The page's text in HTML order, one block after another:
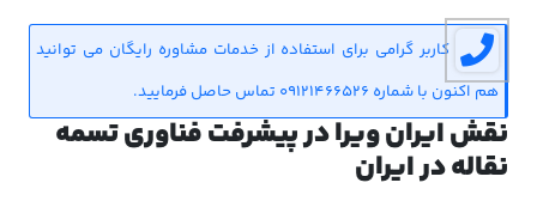
کاربر گرامی برای استفاده از خدمات مشاوره رایگان می توانید
هم اکنون با شماره 09121466526 تماس حاصل فرمایید.
نقش ایران ویرا در پیشرفت فناوری تسمه
نقاله در ایران